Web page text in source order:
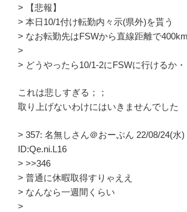
> 【悲報】
> 本日10/1付け転勤内々示(県外)を貰う
> なお転勤先はFSWから直線距離で
>
> どうやったら10/1-2にFSWに行けるか・
これは悲しすぎる；；
取り上げないわけにはいきませんでした
> 357: 名無しさん＠おーぷん 22/08/24(水)
ID:Qe.ni.L16
> >>346
> 普通に休暇取得すりゃええ
> なんなら一週間くらい
>